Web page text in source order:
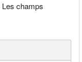
Les champs